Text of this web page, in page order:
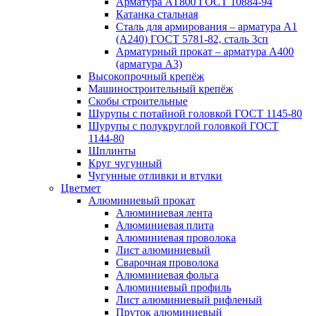
Катанка стальная
Сталь для армирования – арматура А1
(А240) ГОСТ 5781-82, сталь 3сп
Арматурный прокат – арматура А400
(арматура А3)
Высокопрочный крепёж
Машиностроительный крепёж
Скобы строительные
Шурупы с потайной головкой ГОСТ 1145-80
Шурупы с полукруглой головкой ГОСТ
1144-80
Шплинты
Круг чугунный
Чугунные отливки и втулки
Цветмет
Алюминиевый прокат
Алюминиевая лента
Алюминиевая плита
Алюминиевая проволока
Лист алюминиевый
Сварочная проволока
Алюминиевая фольга
Алюминиевый профиль
Лист алюминиевый рифленый
Пруток алюминиевый